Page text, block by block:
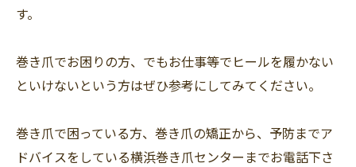
す。
巻き爪でお困りの方、でもお仕事等でヒールを履かない
といけないという方はぜひ参考にしてみてください。
巻き爪で困っている方、巻き爪の矯正から、予防までア
ドバイスをしている横浜巻き爪センターまでお電話下さ